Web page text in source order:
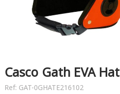
Casco Gath EVA Hat
Ref: GAT-0GHATE216102